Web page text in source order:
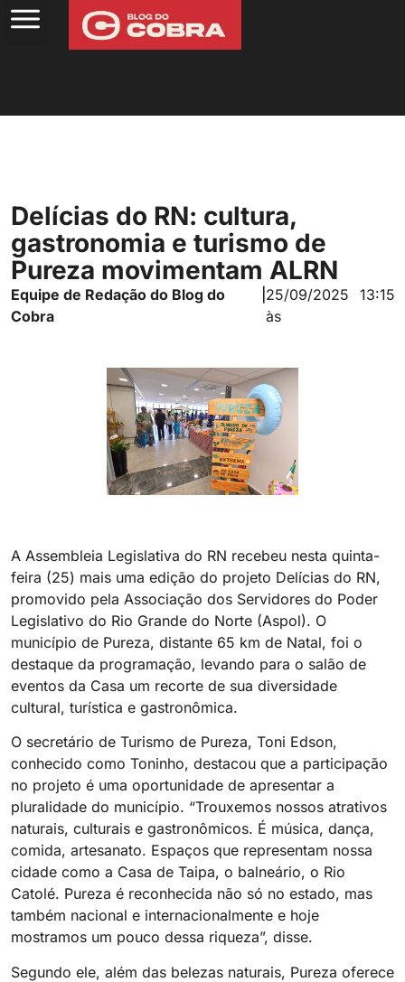
Delícias do RN: cultura,
gastronomia e turismo de
Pureza movimentam ALRN
Equipe de Redação do Blog do
Cobra
25/09/2025
às
13:15
A Assembleia Legislativa do RN recebeu nesta quinta-
feira (25) mais uma edição do projeto Delícias do RN,
promovido pela Associação dos Servidores do Poder
Legislativo do Rio Grande do Norte (Aspol). O
município de Pureza, distante 65 km de Natal, foi o
destaque da programação, levando para o salão de
eventos da Casa um recorte de sua diversidade
cultural, turística e gastronômica.
O secretário de Turismo de Pureza, Toni Edson,
conhecido como Toninho, destacou que a participação
no projeto é uma oportunidade de apresentar a
pluralidade do município. “Trouxemos nossos atrativos
naturais, culturais e gastronômicos. É música, dança,
comida, artesanato. Espaços que representam nossa
cidade como a Casa de Taipa, o balneário, o Rio
Catolé. Pureza é reconhecida não só no estado, mas
também nacional e internacionalmente e hoje
mostramos um pouco dessa riqueza”, disse.
Segundo ele, além das belezas naturais, Pureza oferece